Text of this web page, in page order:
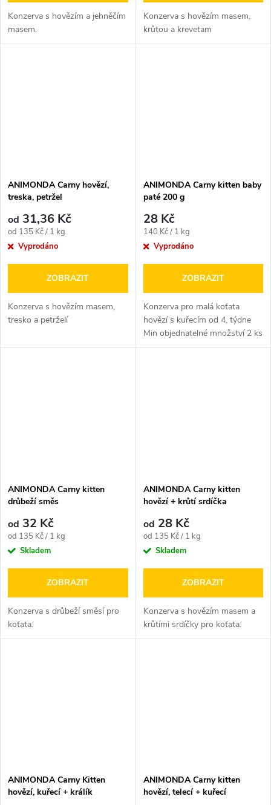
Konzerva s hovězím a jehněčím
masem.
Konzerva s hovězím masem,
krůtou a krevetam
ANIMONDA Carny hovězí,
treska, petržel
od 31,36 Kč
Měrná
cena:
od 135 Kč / 1 kg
Vyprodáno
ZOBRAZIT
Konzerva s hovězím masem,
tresko a petrželí
ANIMONDA Carny kitten baby
paté 200 g
28 Kč
Měrná
cena:
140 Kč / 1 kg
Vyprodáno
ZOBRAZIT
Konzerva pro malá koťata
hovězí s kuřecím od 4. týdne
Min objednatelné množství 2 ks
ANIMONDA Carny kitten
drůbeží směs
od 32 Kč
Měrná
cena:
od 135 Kč / 1 kg
Skladem
ZOBRAZIT
Konzerva s drůbeží směsí pro
koťata.
ANIMONDA Carny kitten
hovězí + krůtí srdíčka
od 28 Kč
Měrná
cena:
od 135 Kč / 1 kg
Skladem
ZOBRAZIT
Konzerva s hovězím masem a
krůtími srdíčky pro koťata.
ANIMONDA Carny Kitten
hovězí, kuřecí + králík
ANIMONDA Carny kitten
hovězí, telecí + kuřecí